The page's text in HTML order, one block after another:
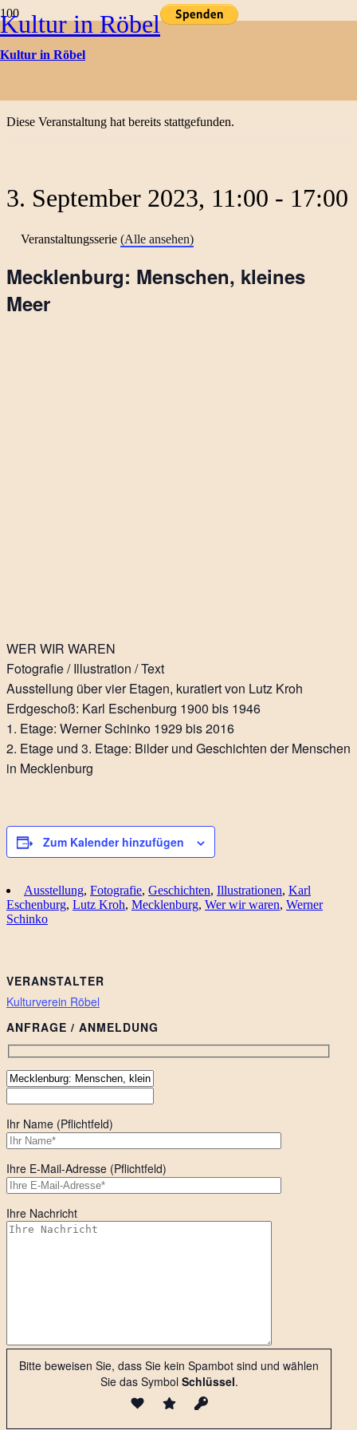
Kultur in Röbel
Kultur in Röbel
Kulturtermine
Diese Veranstaltung hat bereits stattgefunden.
3. September 2023, 11:00 - 17:00
Veranstaltungsserie (Alle ansehen)
Mecklenburg: Menschen, kleines
Meer
WER WIR WAREN
Fotografie / Illustration / Text
Ausstellung über vier Etagen, kuratiert von Lutz Kroh
Erdgeschoß: Karl Eschenburg 1900 bis 1946
1. Etage: Werner Schinko 1929 bis 2016
2. Etage und 3. Etage: Bilder und Geschichten der Menschen
in Mecklenburg
Zum Kalender hinzufügen
Ausstellung, Fotografie, Geschichten, Illustrationen, Karl
Eschenburg, Lutz Kroh, Mecklenburg, Wer wir waren, Werner
Schinko
VERANSTALTER
Kulturverein Röbel
ANFRAGE / ANMELDUNG
Ihr Name (Pflichtfeld)
Ihre E-Mail-Adresse (Pflichtfeld)
Ihre Nachricht
Bitte beweisen Sie, dass Sie kein Spambot sind und wählen
Sie das SymbolSchlüssel.